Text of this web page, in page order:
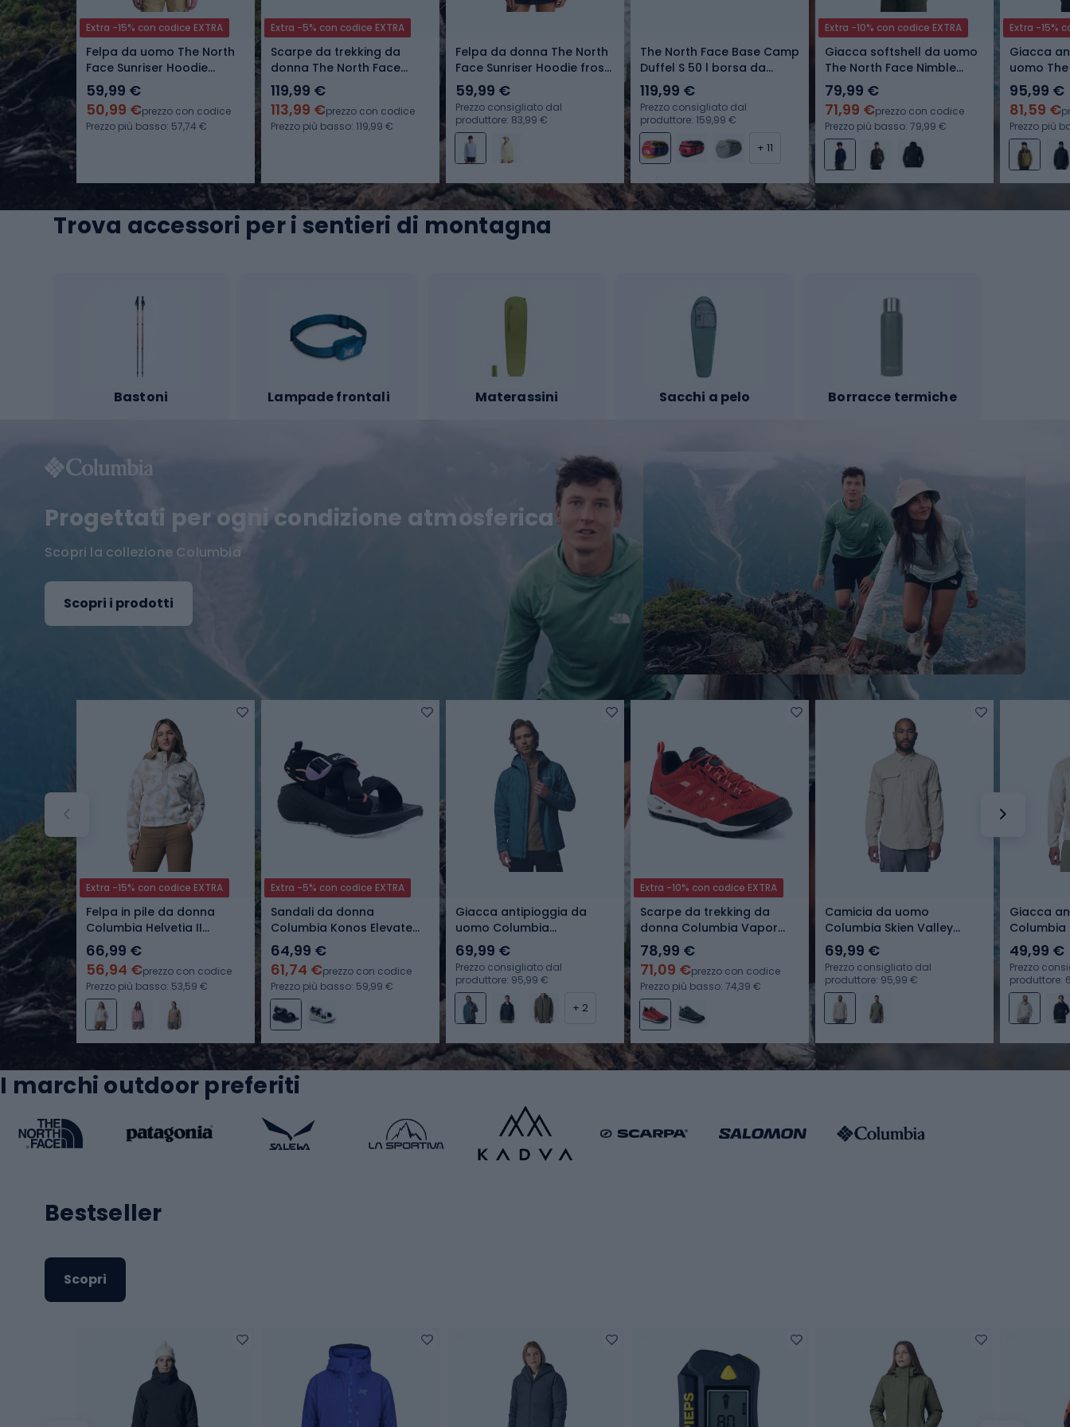
Extra -15% con codice EXTRA
Felpa da uomo The North
Face Sunriser Hoodie
dimmed algae
59,99 €
50,99 €prezzo con codice
Prezzo più basso: 57,74 €
Extra -5% con codice EXTRA
Scarpe da trekking da
donna The North Face
Fastpack Waterproof
119,99 €
113,99 €prezzo con codice
Prezzo più basso: 119,99 €
Felpa da donna The North
Face Sunriser Hoodie frost
grey
59,99 €
Prezzo consigliato dal
produttore: 83,99 €
The North Face Base Camp
Duffel S 50 l borsa da
viaggio tnf blue/tnf
red/summit gold
119,99 €
Prezzo consigliato dal
produttore: 159,99 €
+ 11
Extra -10% con codice EXTRA
Giacca softshell da uomo
The North Face Nimble
Hoodie 2 summit navy
79,99 €
71,99 €prezzo con codice
Prezzo più basso: 79,99 €
Extra -15%
Giacca
uomo
Antora
95,99 €
81,59 €
Prezzo più
Trova accessori per i sentieri di montagna
Bastoni Lampade frontali Materassini Sacchi a pelo Borracce termiche
Progettati per ogni condizione atmosferica
Scopri la collezione Columbia
Scopri i prodotti
Extra -15% con codice EXTRA
Felpa in pile da donna
Columbia Helvetia II
Printed Cropped Half Snap
seasalt/sprayflower
66,99 €
56,94 €prezzo con codice
Prezzo più basso: 53,59 €
Extra -5% con codice EXTRA
Sandali da donna
Columbia Konos Elevate
black/hydrangea
64,99 €
61,74 €prezzo con codice
Prezzo più basso: 59,99 €
Giacca antipioggia da
uomo Columbia
Watertight II everblue
69,99 €
Prezzo consigliato dal
produttore: 95,99 €
+ 2
Extra -10% con codice EXTRA
Scarpe da trekking da
donna Columbia Vapor
Vent poppy red/blush rose
78,99 €
71,09 €prezzo con codice
Prezzo più basso: 74,39 €
Camicia da uomo
Columbia Skien Valley
ancient fossil
69,99 €
Prezzo consigliato dal
produttore: 95,99 €
Giacca
Columbia
stone/
49,99 €
Prezzo
produttore:
I marchi outdoor preferiti
Bestseller
Scopri